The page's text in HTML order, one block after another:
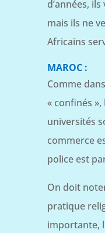
d’années,
mais ils ne
Africains
MAROC :
Comme
« confinés »,
universités
commerce
police est
On doit
pratique
importante,